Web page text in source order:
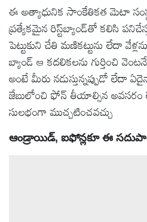
ఈ అత్యాధునిక సాంకేతికత మెటా
ప్రత్యేకమైన రిస్ట్‌బ్యాండ్‌తో కలిసి
పెట్టుకుని చేతి మణికట్టును లేదా
బ్యాండ్ ఆ కదలికలను గుర్తించి
అంటే మీరు నడుస్తున్నప్పుడో లేదా
జేబులోంచి ఫోన్ తీయాల్సిన
సులభంగా ముచ్చటించవచ్చు
ఆండ్రాయిడ్, ఐఫోన్లకూ ఈ